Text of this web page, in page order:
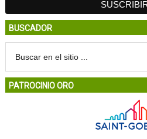
BUSCADOR
PATROCINIO ORO